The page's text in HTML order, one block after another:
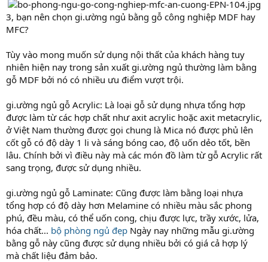
3, bạn nên chọn gi.ường ngủ bằng gỗ công nghiệp MDF hay
MFC?
Tùy vào mong muốn sử dụng nội thất của khách hàng tuy
nhiên hiện nay trong sản xuất gi.ường ngủ thường làm bằng
gỗ MDF bởi nó có nhiều ưu điểm vượt trội.
gi.ường ngủ gỗ Acrylic: Là loại gỗ sử dụng nhựa tổng hợp
được làm từ các hợp chất như axit acrylic hoặc axit metacrylic,
ở Việt Nam thường được gọi chung là Mica nó được phủ lên
cốt gỗ có độ dày 1 li và sáng bóng cao, độ uốn dẻo tốt, bền
lâu. Chính bởi vì điều này mà các món đồ làm từ gỗ Acrylic rất
sang trọng, được sử dụng nhiều.
gi.ường ngủ gỗ Laminate: Cũng được làm bằng loại nhựa
tổng hợp có độ dày hơn Melamine có nhiều màu sắc phong
phú, đều màu, có thể uốn cong, chịu được lực, trầy xước, lửa,
hóa chất... bộ phòng ngủ đẹp Ngày nay những mẫu gi.ường
bằng gỗ này cũng được sử dụng nhiều bởi có giá cả hợp lý
mà chất liệu đảm bảo.